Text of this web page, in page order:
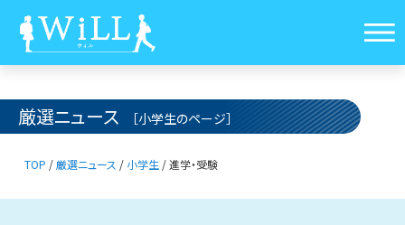
厳選ニュース ［小学生のページ］
TOP /厳選ニュース / 小学生/進学・受験